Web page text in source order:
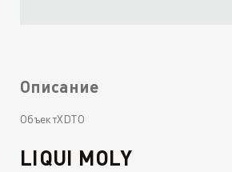
Описание
ОбъектXDTO
LIQUI MOLY